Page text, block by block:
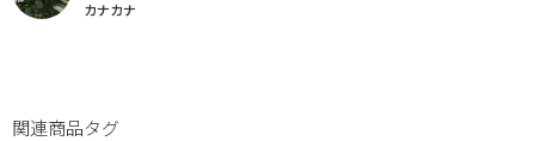
カナカナ
関連商品タグ